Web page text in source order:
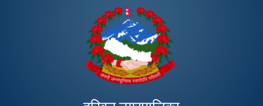
Skip to
main
content